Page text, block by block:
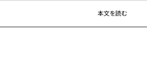
本文を読む